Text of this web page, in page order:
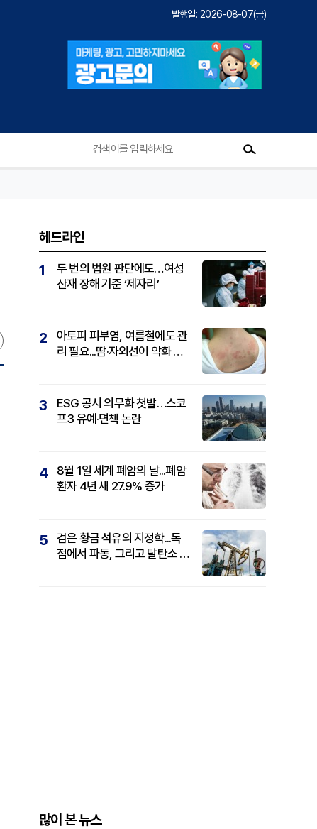
발행일: 2026-08-07(금)
헤드라인
1
두 번의 법원 판단에도…여성
산재 장해 기준 ‘제자리’
2
아토피 피부염, 여름철에도 관
리 필요...땀·자외선이 악화 요
3
ESG 공시 의무화 첫발…스코
프3 유예·면책 논란
4
8월 1일 세계 폐암의 날...폐암
환자 4년 새 27.9% 증가
5
검은 황금 석유의 지정학...독
점에서 파동, 그리고 탈탄소 패
많이 본 뉴스